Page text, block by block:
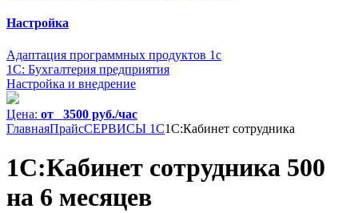
Настройка
Адаптация программных продуктов 1с
1С: Бухгалтерия предприятия
Настройка и внедрение
Цена: от 3500 руб./час
ГлавнаяПрайсСЕРВИСЫ 1С1С:Кабинет сотрудника
1С:Кабинет сотрудника 500
на 6 месяцев